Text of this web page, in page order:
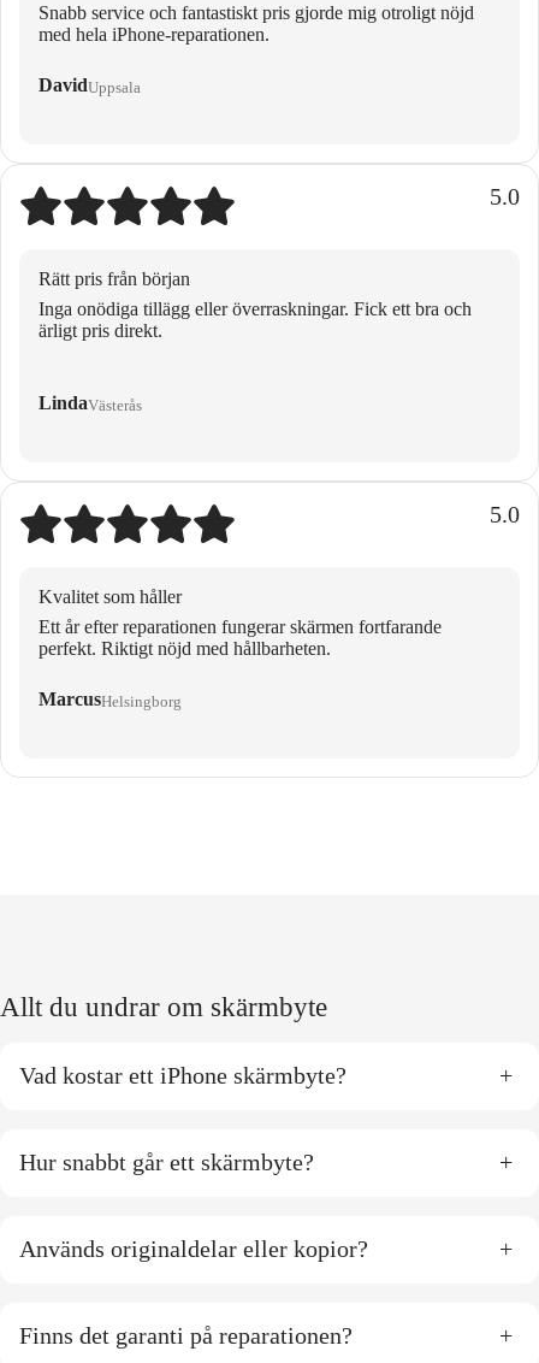
Snabb service och fantastiskt pris gjorde mig otroligt nöjd
med hela iPhone-reparationen.
DavidUppsala
5.0
Rätt pris från början
Inga onödiga tillägg eller överraskningar. Fick ett bra och
ärligt pris direkt.
LindaVästerås
5.0
Kvalitet som håller
Ett år efter reparationen fungerar skärmen fortfarande
perfekt. Riktigt nöjd med hållbarheten.
MarcusHelsingborg
Allt du undrar om skärmbyte
Vad kostar ett iPhone skärmbyte? +
Hur snabbt går ett skärmbyte? +
Används originaldelar eller kopior? +
Finns det garanti på reparationen? +